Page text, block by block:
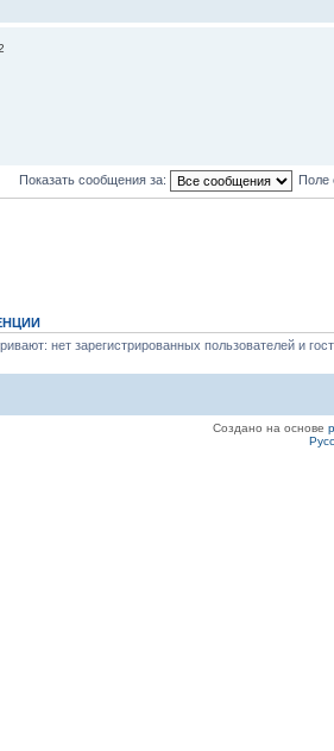
Показать сообщения за: Поле
нет зарегистрированных пользователей и
Создано на основе